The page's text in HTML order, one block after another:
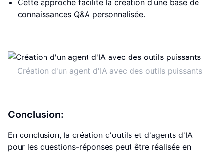
Cette approche facilite la création d'une base de
connaissances Q&A personnalisée.
Création d'un agent d'IA avec des outils puissants
Conclusion:
En conclusion, la création d'outils et d'agents d'IA
pour les questions-réponses peut être réalisée en